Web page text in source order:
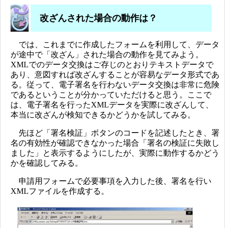
改ざんされた場合の動作は？
では、これまでに作成したフォームを利用して、データ
が途中で「改ざん」された場合の動作を見てみよう。
XMLでのデータ交換はご存じのとおりテキストデータで
あり、意図すれば改ざんすることが容易なデータ形式であ
る。従って、電子署名を行わないデータ交換は非常に危険
であるということが分かっていただけると思う。ここで
は、電子署名を行ったXMLデータを実際に改ざんして、
本当に改ざんが検知できるかどうかを試してみる。
先ほど「署名検証」ボタンのコードを記述したとき、署
名の有効性が確認できなかった場合「署名の検証に失敗し
ました」と表示するようにしたが、実際に動作するかどう
かを確認してみる。
申請用フォームで必要事項を入力した後、署名を行い
XMLファイルを作成する。